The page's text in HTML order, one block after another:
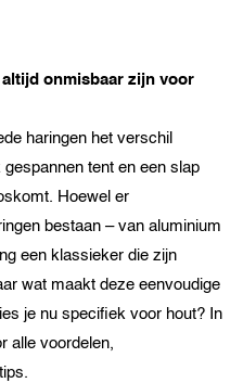
onmisbaar zijn voor
haringen het verschil
tent en een slap
Hoewel er
bestaan – van aluminium
een klassieker die zijn
wat maakt deze eenvoudige
je nu specifiek voor hout? In
alle voordelen,